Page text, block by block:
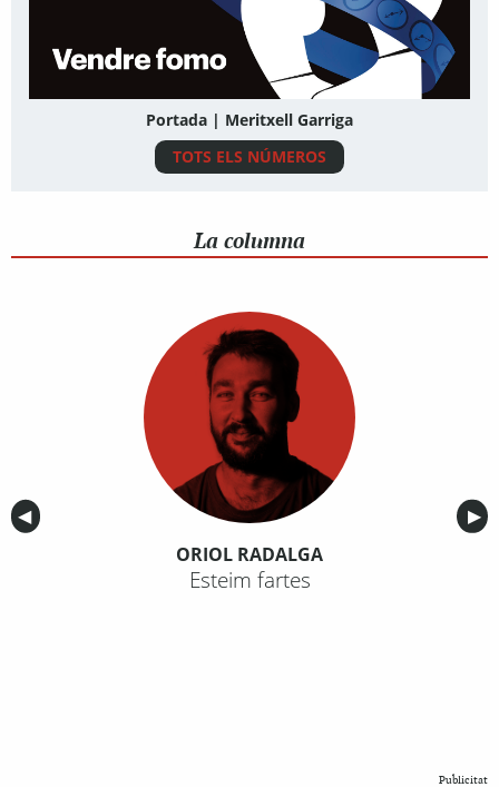
Portada | Meritxell Garriga
TOTS ELS NÚMEROS
La columna
Anterior
◀︎ ▶︎
ORIOL RADALGA
Esteim fartes
Publicitat